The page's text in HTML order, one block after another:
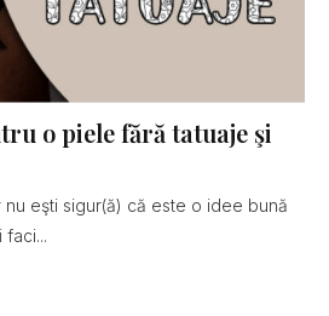
o piele fără tatuaje şi
eşti sigur(ă) că este o idee bună
faci...